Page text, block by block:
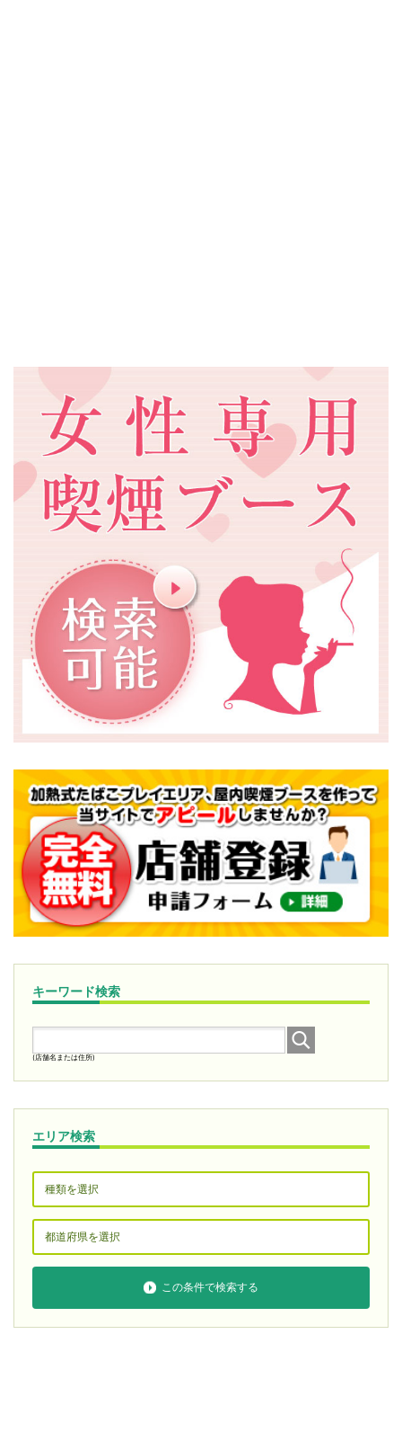
キーワード検索
(店舗名または住所)
エリア検索
この条件で検索する